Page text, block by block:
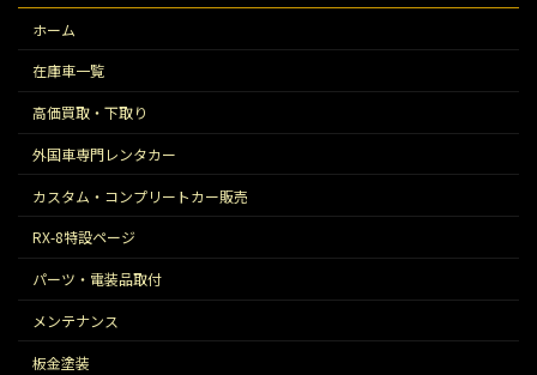
ホーム
在庫車一覧
高価買取・下取り
外国車専門レンタカー
カスタム・コンプリートカー販売
RX-8特設ページ
パーツ・電装品取付
メンテナンス
板金塗装